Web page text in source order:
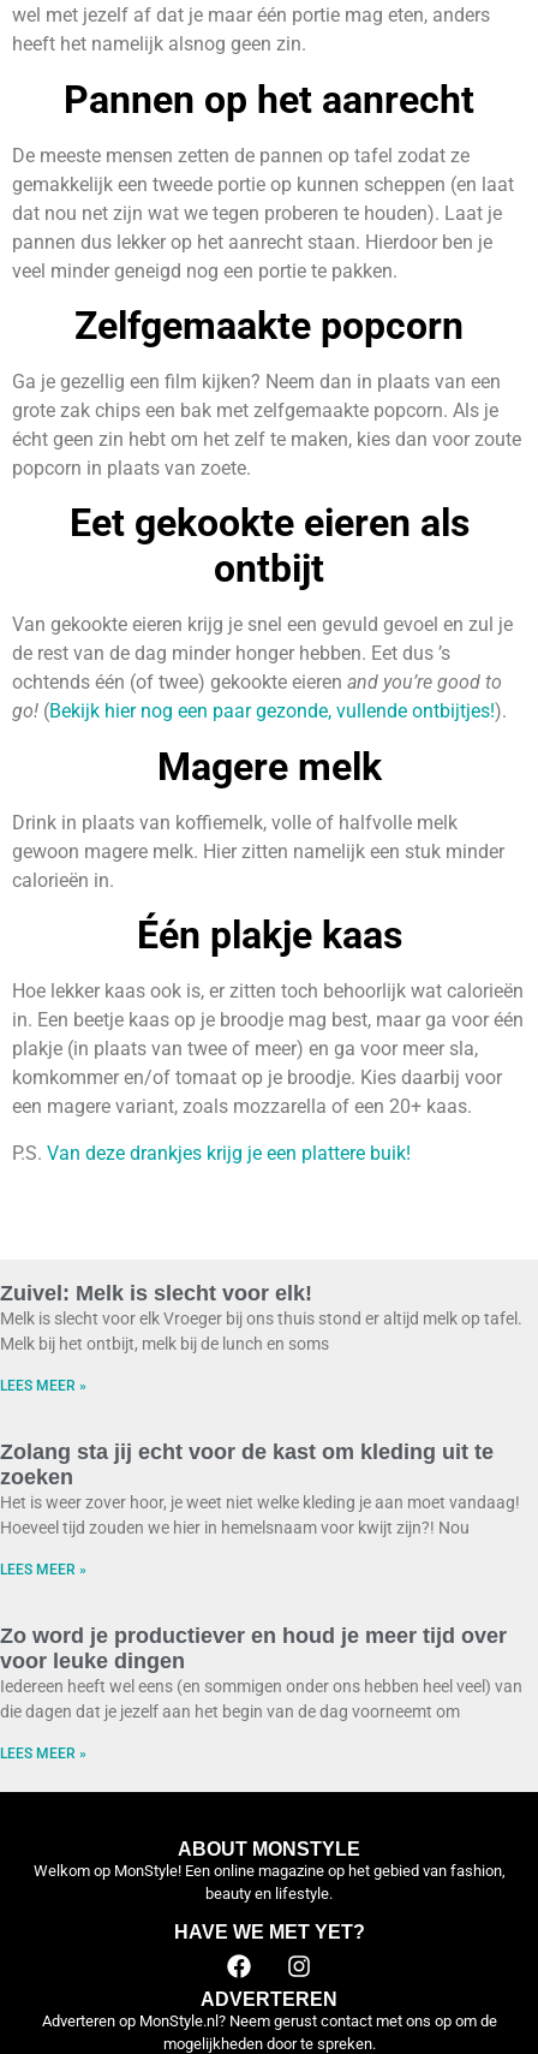
wel met jezelf af dat je maar één portie mag eten, anders
heeft het namelijk alsnog geen zin.
Pannen op het aanrecht
De meeste mensen zetten de pannen op tafel zodat ze
gemakkelijk een tweede portie op kunnen scheppen (en laat
dat nou net zijn wat we tegen proberen te houden). Laat je
pannen dus lekker op het aanrecht staan. Hierdoor ben je
veel minder geneigd nog een portie te pakken.
Zelfgemaakte popcorn
Ga je gezellig een film kijken? Neem dan in plaats van een
grote zak chips een bak met zelfgemaakte popcorn. Als je
écht geen zin hebt om het zelf te maken, kies dan voor zoute
popcorn in plaats van zoete.
Eet gekookte eieren als
ontbijt
Van gekookte eieren krijg je snel een gevuld gevoel en zul je
de rest van de dag minder honger hebben. Eet dus ’s
ochtends één (of twee) gekookte eieren and you’re good to
go! (Bekijk hier nog een paar gezonde, vullende ontbijtjes!).
Magere melk
Drink in plaats van koffiemelk, volle of halfvolle melk
gewoon magere melk. Hier zitten namelijk een stuk minder
calorieën in.
Één plakje kaas
Hoe lekker kaas ook is, er zitten toch behoorlijk wat calorieën
in. Een beetje kaas op je broodje mag best, maar ga voor één
plakje (in plaats van twee of meer) en ga voor meer sla,
komkommer en/of tomaat op je broodje. Kies daarbij voor
een magere variant, zoals mozzarella of een 20+ kaas.
P.S. Van deze drankjes krijg je een plattere buik!
Zuivel: Melk is slecht voor elk!
Melk is slecht voor elk Vroeger bij ons thuis stond er altijd melk op tafel.
Melk bij het ontbijt, melk bij de lunch en soms
LEES MEER »
Zolang sta jij echt voor de kast om kleding uit te
zoeken
Het is weer zover hoor, je weet niet welke kleding je aan moet vandaag!
Hoeveel tijd zouden we hier in hemelsnaam voor kwijt zijn?! Nou
LEES MEER »
Zo word je productiever en houd je meer tijd over
voor leuke dingen
Iedereen heeft wel eens (en sommigen onder ons hebben heel veel) van
die dagen dat je jezelf aan het begin van de dag voorneemt om
LEES MEER »
ABOUT MONSTYLE
Welkom op MonStyle! Een online magazine op het gebied van fashion,
beauty en lifestyle.
HAVE WE MET YET?
ADVERTEREN
Adverteren op MonStyle.nl? Neem gerust contact met ons op om de
mogelijkheden door te spreken.